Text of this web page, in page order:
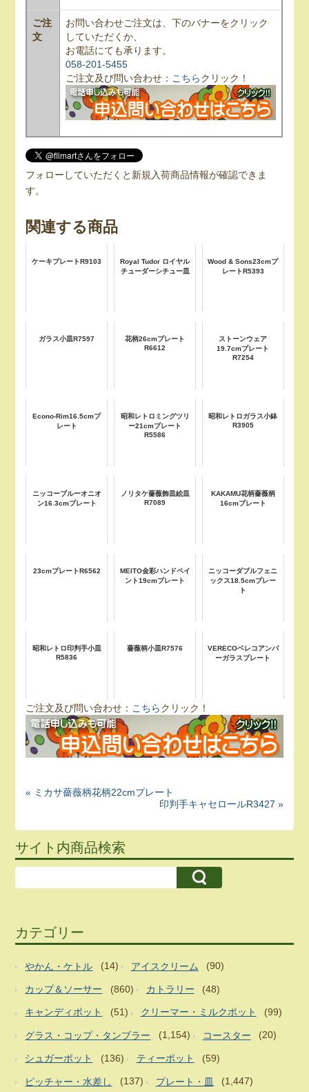
ご注
文
お問い合わせご注文は、下のバナーをクリック
していただくか、
お電話にても承ります。
058-201-5455
ご注文及び問い合わせ： こちらクリック！
フォローしていただくと新規入荷商品情報が確認できま
す。
関連する商品
ケーキプレートR9103
Royal Tudor ロイヤル
チューダーシチュー皿
Wood & Sons23cmプ
レートR5393
ガラス小皿R7597
花柄26cmプレート
R6612
ストーンウェア
19.7cmプレート
R7254
Econo-Rim16.5cmプ
レート
昭和レトロミングツリ
ー21cmプレート
R5586
昭和レトロガラス小鉢
R3905
ニッコーブルーオニオ
ン16.3cmプレート
ノリタケ薔薇飾皿絵皿
R7089
KAKAMU花柄薔薇柄
16cmプレート
23cmプレートR6562
MEITO金彩ハンドペイ
ント19cmプレート
ニッコーダブルフェニ
ックス18.5cmプレー
ト
昭和レトロ印判手小皿
R5836
薔薇柄小皿R7576
VERECOベレコアンバ
ーガラスプレート
ご注文及び問い合わせ： こちらクリック！
« ミカサ薔薇柄花柄22cmプレート
印判手キャセロールR3427 »
サイト内商品検索
カテゴリー
やかん・ケトル (14) アイスクリーム (90)
カップ＆ソーサー (860) カトラリー (48)
キャンディポット (51) クリーマー・ミルクポット (99)
グラス・コップ・タンブラー (1,154) コースター (20)
シュガーポット (136) ティーポット (59)
ピッチャー・水差し (137) プレート・皿 (1,447)